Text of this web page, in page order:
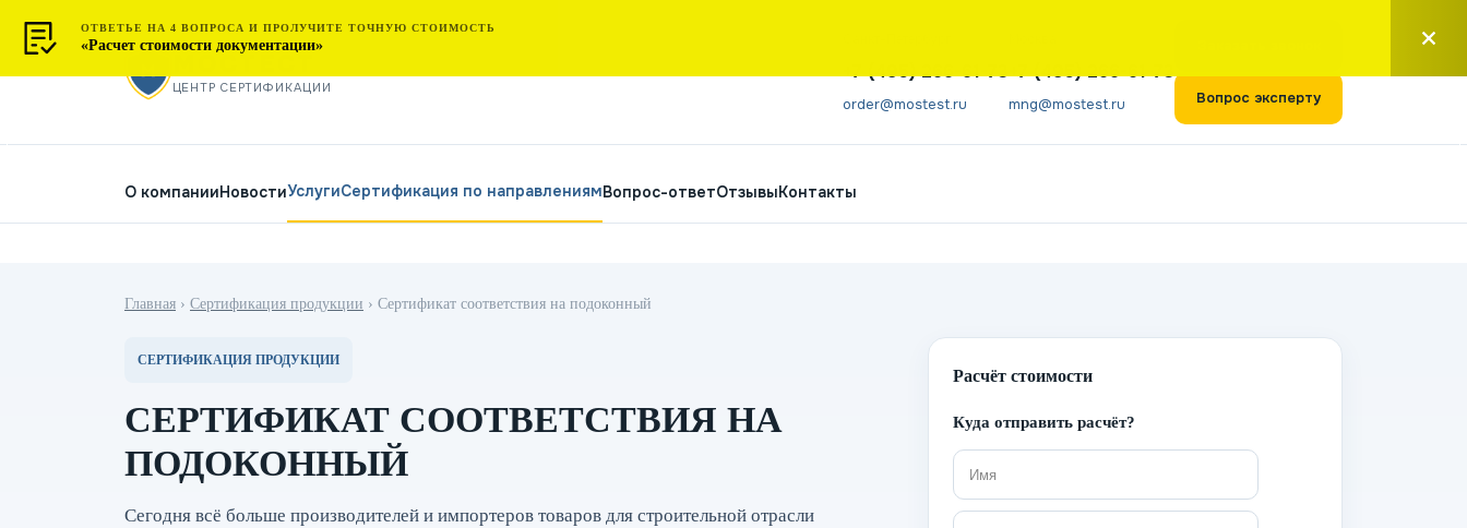
МОСТЕСТ
ЦЕНТР СЕРТИФИКАЦИИ
+7 (495) 266-61-73
order@mostest.ru
+7 (495) 266-61-73
mng@mostest.ru Вопрос эксперту
О компанииНовостиУслугиСертификация по направлениямВопрос-ответОтзывыКонтакты
Главная › Сертификация продукции › Сертификат соответствия на подоконный
СЕРТИФИКАЦИЯ ПРОДУКЦИИ
СЕРТИФИКАТ СООТВЕТСТВИЯ НА
ПОДОКОННЫЙ
Сегодня всё больше производителей и импортеров товаров для строительной отрасли
Расчёт стоимости
Куда отправить расчёт?
ОТВЕТЬЕ НА 4 ВОПРОСА И ПРОЛУЧИТЕ ТОЧНУЮ СТОИМОСТЬ
«Расчет стоимости документации»